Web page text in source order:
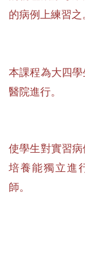
的病例上練習之
本課程為大四
醫院進行。
使學生對實習
培養能獨立進
師。